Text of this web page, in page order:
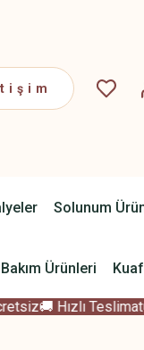
Solunum
Ürünleri
🚚 Hızlı Teslimat🚚